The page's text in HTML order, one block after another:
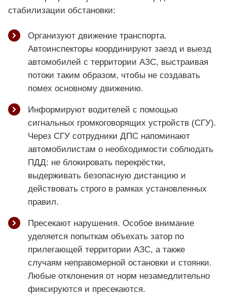
стабилизации обстановки:
Организуют движение транспорта.
Автоинспекторы координируют заезд и выезд
автомобилей с территории АЗС, выстраивая
потоки таким образом, чтобы не создавать
помех основному движению.
Информируют водителей с помощью
сигнальных громкоговорящих устройств (СГУ).
Через СГУ сотрудники ДПС напоминают
автомобилистам о необходимости соблюдать
ПДД: не блокировать перекрёстки,
выдерживать безопасную дистанцию и
действовать строго в рамках установленных
правил.
Пресекают нарушения. Особое внимание
уделяется попыткам объехать затор по
прилегающей территории АЗС, а также
случаям неправомерной остановки и стоянки.
Любые отклонения от норм незамедлительно
фиксируются и пресекаются.